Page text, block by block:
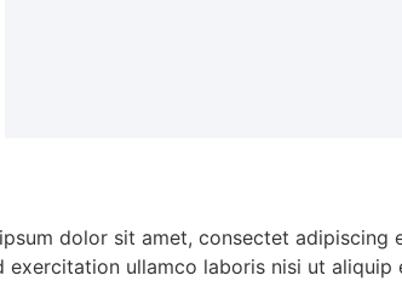
dolor sit amet, consectet adipiscing
exercitation ullamco laboris nisi ut